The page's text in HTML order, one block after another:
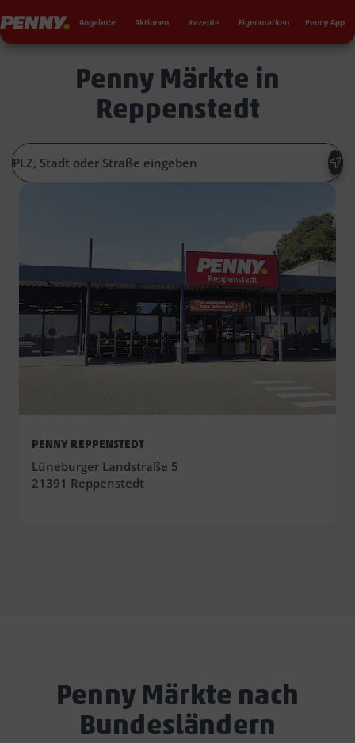
Penny Angebote Aktionen Rezepte Eigenmarken Penny App
Penny Märkte in
Reppenstedt
PENNY REPPENSTEDT
Lüneburger Landstraße 5
21391 Reppenstedt
Penny Märkte nach
Bundesländern